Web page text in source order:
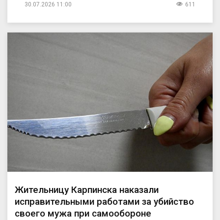
30.07.2026 11:00 611
Жительницу Карпинска наказали
исправительными работами за убийство
своего мужа при самообороне